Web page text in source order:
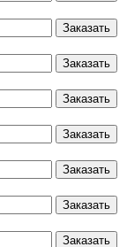
Заказать
Заказать
Заказать
Заказать
Заказать
Заказать
Заказать